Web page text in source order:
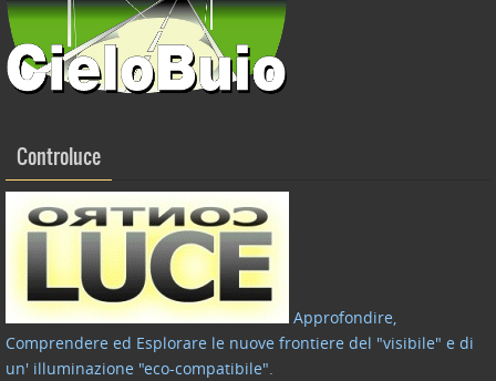
Controluce
Approfondire,
Comprendere ed Esplorare le nuove frontiere del "visibile" e di
un' illuminazione "eco-compatibile".